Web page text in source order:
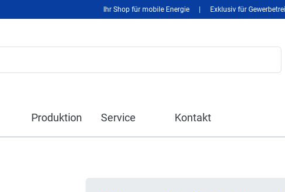
Ihr Shop für mobile Energie Exklusiv für
Produktion Service Kontakt